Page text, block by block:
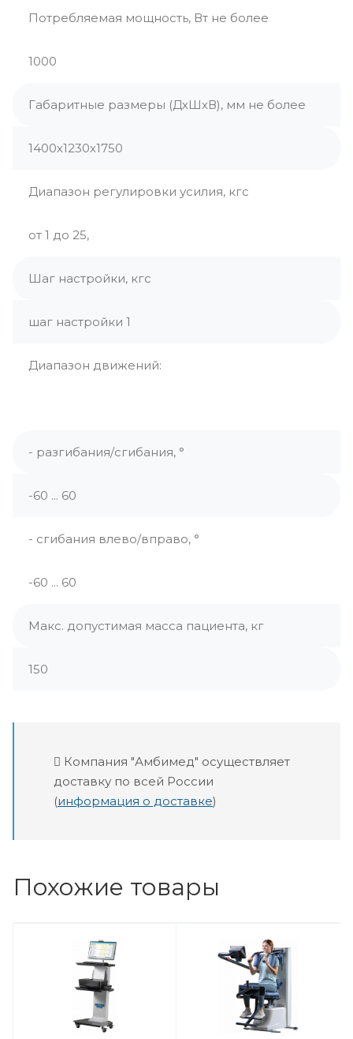
Потребляемая мощность, Вт не более
1000
Габаритные размеры (ДхШхВ), мм не более
1400х1230х1750
Диапазон регулировки усилия, кгс
от 1 до 25,
Шаг настройки, кгс
шаг настройки 1
Диапазон движений:
- разгибания/сгибания, °
-60 ... 60
- сгибания влево/вправо, °
-60 ... 60
Макс. допустимая масса пациента, кг
150
Компания "Амбимед" осуществляет
доставку по всей России
(информация о доставке)
Похожие товары